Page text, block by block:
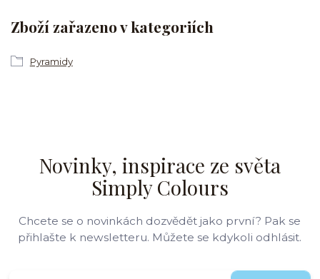
Zboží zařazeno v kategoriích
Pyramidy
Novinky, inspirace ze světa
Simply Colours
Chcete se o novinkách dozvědět jako první? Pak se
přihlašte k newsletteru. Můžete se kdykoli odhlásit.